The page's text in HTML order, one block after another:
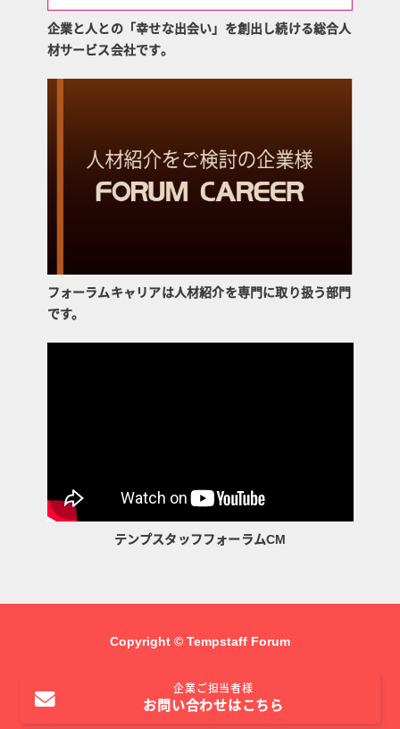
企業ご担当者様
お問い合わせはこちら
企業と人との「幸せな出会い」を創出し続ける総合人
材サービス会社です。
フォーラムキャリアは人材紹介を専門に取り扱う部門
です。
テンプスタッフフォーラムCM
Copyright © Tempstaff Forum